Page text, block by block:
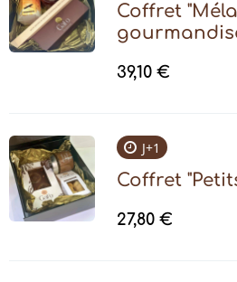
Coffret
39,10 €
J+1
Coffret
27,80 €